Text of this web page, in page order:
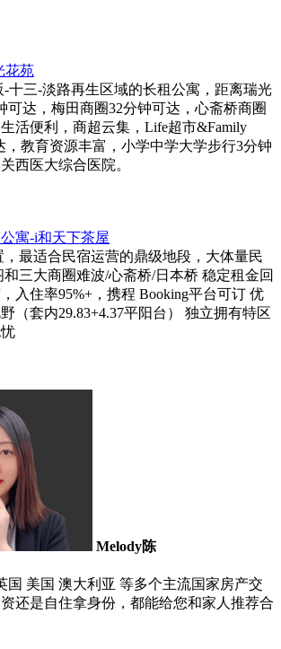
花苑
-十三-淡路再生区域的长租公寓，距离瑞光
可达，梅田商圈32分钟可达，心斋桥商圈
活便利，商超云集，Life超市&Family
，教育资源丰富，小学中学大学步行3分钟
西医大综合医院。
寓-i和天下茶屋
，最适合民宿运营的鼎级地段，大体量民
三大商圈难波/心斋桥/日本桥 稳定租金回
入住率95%+，携程 Booking平台可订 优
（套内29.83+4.37平阳台） 独立拥有特区
Melody陈
国 美国 澳大利亚 等多个主流国家房产交
还是自住拿身份，都能给您和家人推荐合